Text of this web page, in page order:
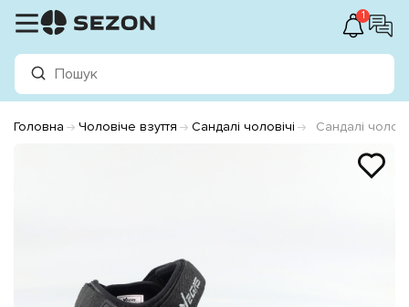
1
Головна Чоловіче взуття Сандалі чоловічі Сандалі